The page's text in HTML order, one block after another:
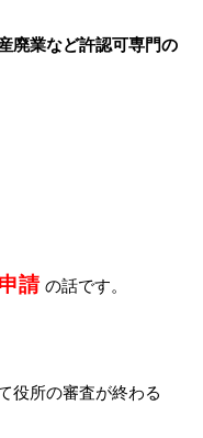
廃業など許認可専門の
請 の話です。
役所の審査が終わる